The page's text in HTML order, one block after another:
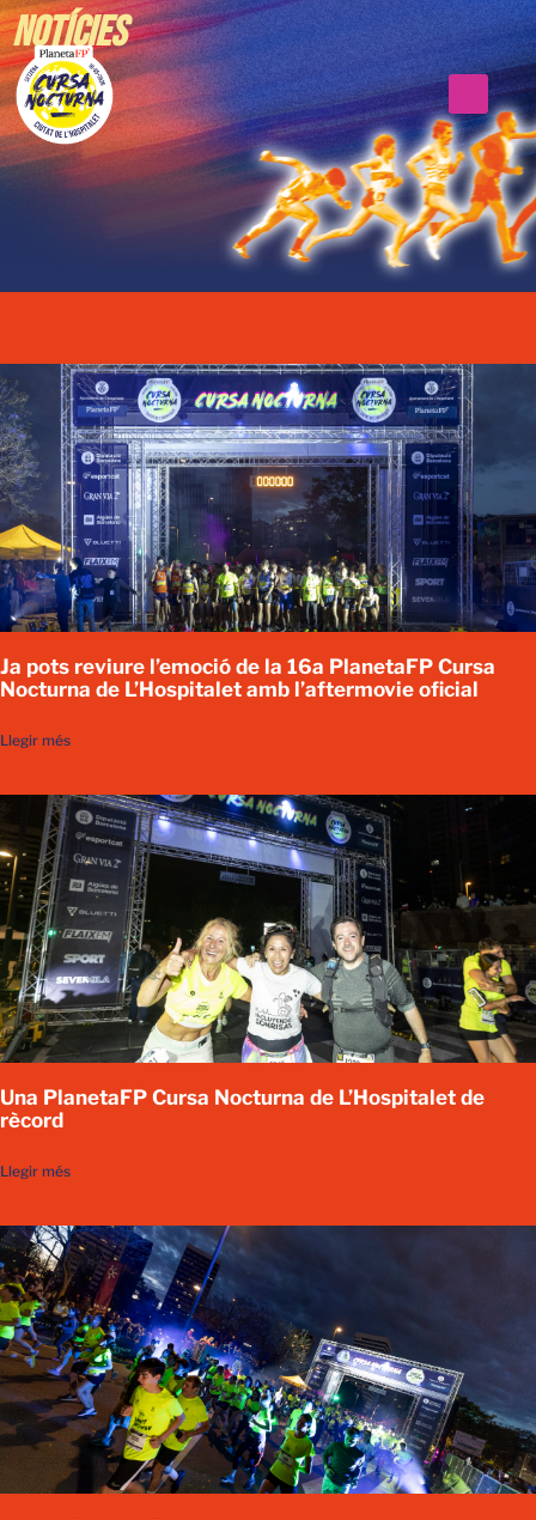
Notícies
Ja pots reviure l’emoció de la 16a PlanetaFP Cursa
Nocturna de L’Hospitalet amb l’aftermovie oficial
Llegir més
Una PlanetaFP Cursa Nocturna de L’Hospitalet de
rècord
Llegir més